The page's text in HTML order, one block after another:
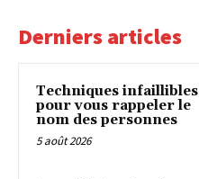
Derniers articles
Techniques infaillibles
pour vous rappeler le
nom des personnes
5 août 2026